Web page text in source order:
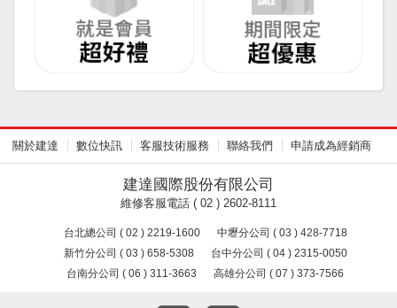
關於建達 數位快訊 客服技術服務 聯絡我們 申請成為經銷商
建達國際股份有限公司
維修客服電話 ( 02 ) 2602-8111
台北總公司 ( 02 ) 2219-1600
中壢分公司 ( 03 ) 428-7718
新竹分公司 ( 03 ) 658-5308
台中分公司 ( 04 ) 2315-0050
台南分公司 ( 06 ) 311-3663
高雄分公司 ( 07 ) 373-7566